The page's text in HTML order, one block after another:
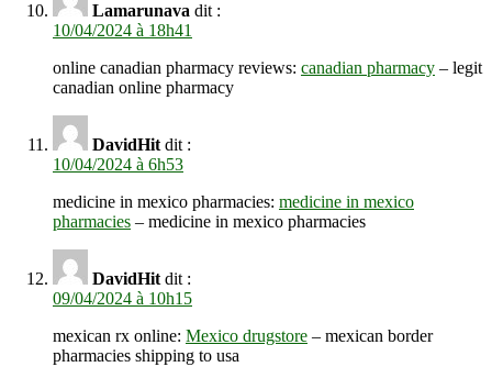
Lamarunava dit :
10/04/2024 à 18h41
online canadian pharmacy reviews: canadian pharmacy – legit
canadian online pharmacy
DavidHit dit :
10/04/2024 à 6h53
medicine in mexico pharmacies: medicine in mexico
pharmacies – medicine in mexico pharmacies
DavidHit dit :
09/04/2024 à 10h15
mexican rx online: Mexico drugstore – mexican border
pharmacies shipping to usa